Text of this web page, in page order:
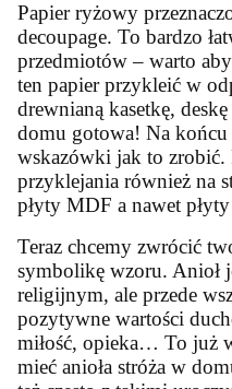
Papier ryżowy
decoupage. To bardzo
przedmiotów – warto
ten papier przykleić w
drewnianą kasetkę,
domu gotowa! Na końcu
wskazówki jak to zrobić.
przyklejania również na
płyty MDF a nawet
Teraz chcemy zwrócić
symbolikę wzoru. Anioł
religijnym, ale przede
pozytywne wartości
miłość, opieka… To już
mieć anioła stróża w